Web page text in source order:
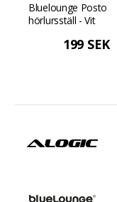
Bluelounge Posto
hörlursställ - Vit
199 SEK